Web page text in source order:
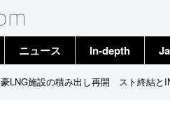
ニュース
トップ
In-depth
豪LNG施設の積み出し再開 スト終結と